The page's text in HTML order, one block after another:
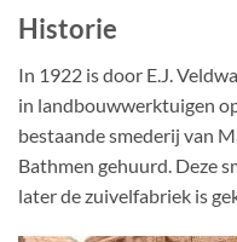
Historie
In 1922 is door E.J.
in landbouwwerktuigen
bestaande smederij van
Bathmen gehuurd. Deze
later de zuivelfabriek is